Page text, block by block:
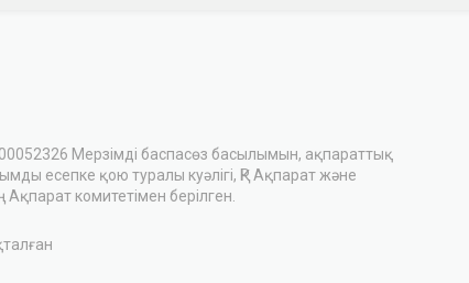
Мерзімді баспасөз басылымын, ақпараттық
есепке қою туралы куәлігі, ҚР Ақпарат және
комитетімен берілген.